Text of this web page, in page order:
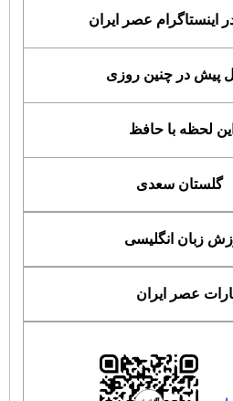
اینستاگرام عصر ایران
این لحظه با حافظ
گلستان سعدی
زبان انگلیسی
عصر ایران